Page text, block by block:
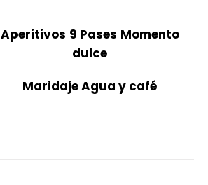
Aperitivos 9 Pases Momento
dulce
Maridaje Agua y café